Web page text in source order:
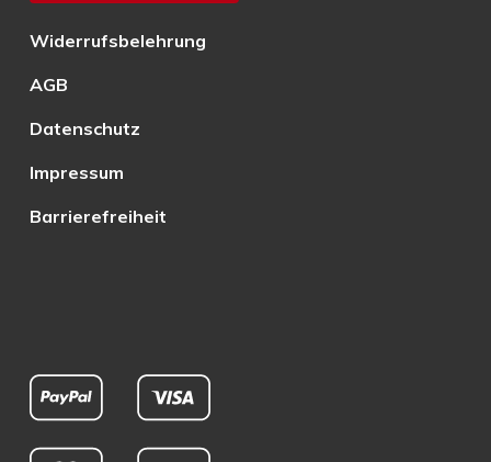
Widerrufsbelehrung
AGB
Datenschutz
Impressum
Barrierefreiheit